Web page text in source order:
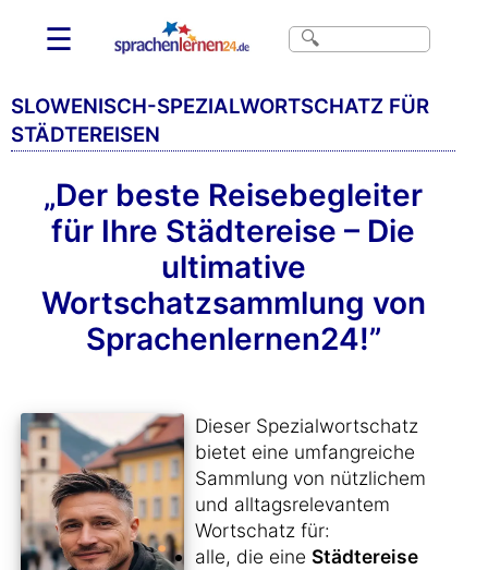
☰
SLOWENISCH-SPEZIALWORTSCHATZ FÜR
STÄDTEREISEN
„Der beste Reisebegleiter
für Ihre Städtereise – Die
ultimative
Wortschatzsammlung von
Sprachenlernen24!”
Dieser Spezialwortschatz
bietet eine umfangreiche
Sammlung von nützlichem
und alltagsrelevantem
Wortschatz für:
alle, die eine Städtereise